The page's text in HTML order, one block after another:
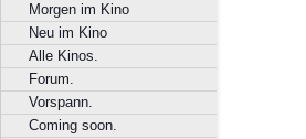
Morgen im Kino
Neu im Kino
Alle Kinos.
Forum.
Vorspann.
Coming soon.